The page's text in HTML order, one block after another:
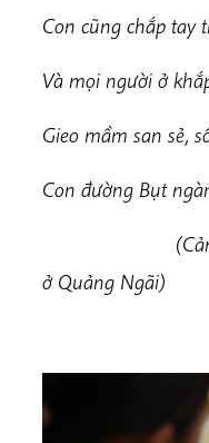
Con cũng chắp tay
Và mọi người ở
Gieo mầm san sẻ,
Con đường Bụt
(Cảm nhận
ở Quảng Ngãi)